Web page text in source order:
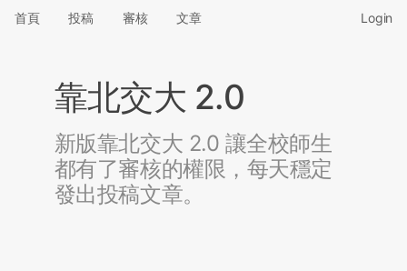
首頁 投稿 審核 文章 Login
靠北交大 2.0
新版靠北交大 2.0 讓全校師生
都有了審核的權限，每天穩定
發出投稿文章。